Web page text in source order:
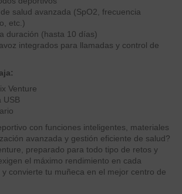
salud avanzada (SpO2, frecuencia
etc.)
duración (hasta 10 días)
integrados para llamadas y control de
Venture
USB
con funciones inteligentes, materiales
avanzada y gestión eficiente de salud?
preparado para todo tipo de retos y
el máximo rendimiento en cada
convierte tu muñeca en el mejor centro de